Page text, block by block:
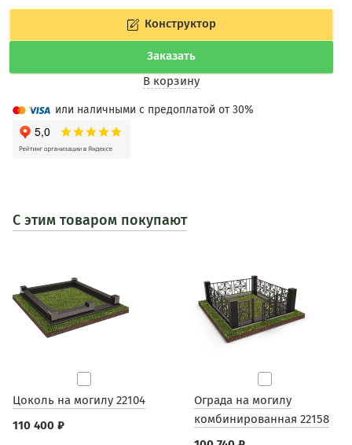
Конструктор
Заказать
В корзину
или наличными с предоплатой от 30%
С этим товаром покупают
Цоколь на могилу 22104
110 400 ₽
Ограда на могилу
комбинированная 22158